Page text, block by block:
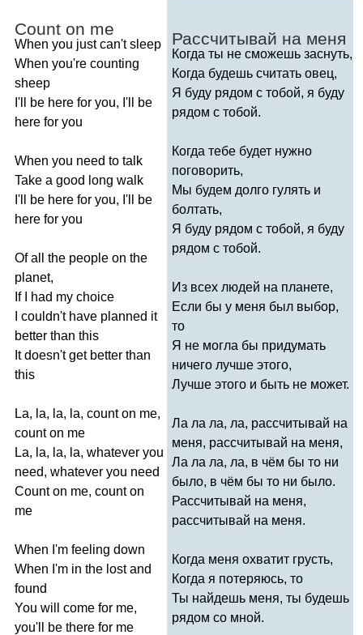
Count on me
When you just can't sleep
When you're counting
sheep
I'll
be here for you, I'll
be
here for you
When you need to talk
Take a good long walk
I'll
be here for you, I'll
be
here for you
Of all the people on the
planet,
If
had my choice
couldn't have planned it
better than this
It doesn't get better than
this
La, la, la, la, count on me,
count on me
La, la, la, la, whatever you
need, whatever you need
Count on me, count on
me
When I'm feeling down
When I'm in the lost and
found
You will come for me,
you'll
be there for me
Рассчитывай на меня
Когда ты не сможешь заснуть,
Когда будешь считать овец,
Я буду рядом с тобой, я буду
рядом с тобой.
Когда тебе будет нужно
поговорить,
Мы будем долго гулять и
болтать,
Я буду рядом с тобой, я буду
рядом с тобой.
Из всех людей на планете,
Если бы у меня был выбор,
то
Я не могла бы придумать
ничего лучше этого,
Лучше этого и быть не может.
Ла ла ла, ла, рассчитывай на
меня, рассчитывай на меня,
Ла ла ла, ла, в чём бы то ни
было, в чём бы то ни было.
Рассчитывай на меня,
рассчитывай на меня.
Когда меня охватит грусть,
Когда я потеряюсь, то
Ты найдешь меня, ты будешь
рядом со мной.